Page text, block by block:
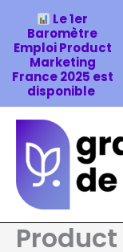
Aller
contenu
Le 1er
Baromètre
Emploi Product
Marketing
France 2025 est
disponible